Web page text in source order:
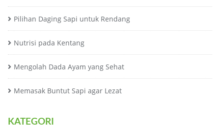
Pilihan Daging Sapi untuk Rendang
Nutrisi pada Kentang
Mengolah Dada Ayam yang Sehat
Memasak Buntut Sapi agar Lezat
KATEGORI